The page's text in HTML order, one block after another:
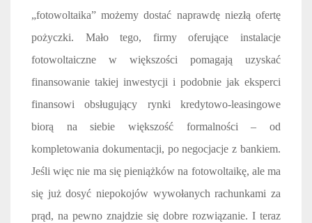
„fotowoltaika” możemy dostać naprawdę niezłą ofertę
pożyczki. Mało tego, firmy oferujące instalacje
fotowoltaiczne w większości pomagają uzyskać
finansowanie takiej inwestycji i podobnie jak eksperci
finansowi obsługujący rynki kredytowo-leasingowe
biorą na siebie większość formalności – od
kompletowania dokumentacji, po negocjacje z bankiem.
Jeśli więc nie ma się pieniążków na fotowoltaikę, ale ma
się już dosyć niepokojów wywołanych rachunkami za
prąd, na pewno znajdzie się dobre rozwiązanie. I teraz